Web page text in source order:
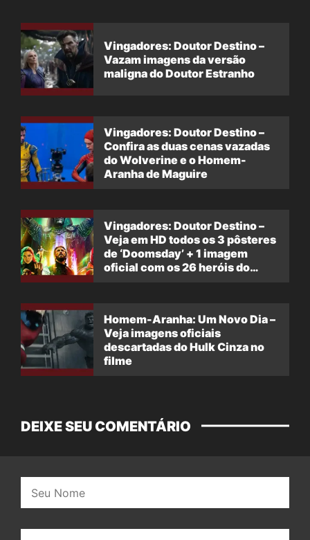
Vingadores: Doutor Destino –
Vazam imagens da versão
maligna do Doutor Estranho
Vingadores: Doutor Destino –
Confira as duas cenas vazadas
do Wolverine e o Homem-
Aranha de Maguire
Vingadores: Doutor Destino –
Veja em HD todos os 3 pôsteres
de ‘Doomsday’ + 1 imagem
oficial com os 26 heróis do
Homem-Aranha: Um Novo Dia –
Veja imagens oficiais
descartadas do Hulk Cinza no
filme
DEIXE SEU COMENTÁRIO